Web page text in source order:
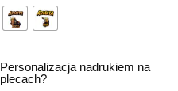
Personalizacja nadrukiem na
plecach?